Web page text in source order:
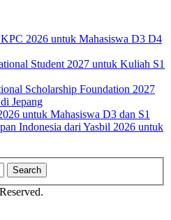
2026 untuk Mahasiswa D3 D4
Student 2027 untuk Kuliah S1
Scholarship Foundation 2027
Jepang
untuk Mahasiswa D3 dan S1
Indonesia dari Yasbil 2026 untuk